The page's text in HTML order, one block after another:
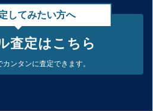
してみたい方へ
査定はこちら
カンタンに査定できます。